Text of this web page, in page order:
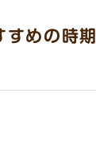
めの時